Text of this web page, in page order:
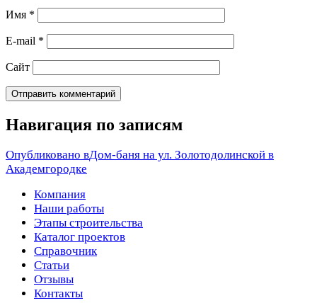
Имя *
E-mail *
Сайт
Навигация по записям
Опубликовано вДом-баня на ул. Золотодолинской в
Академгородке
Компания
Наши работы
Этапы строительства
Каталог проектов
Справочник
Статьи
Отзывы
Контакты